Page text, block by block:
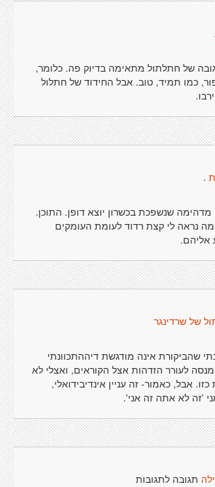
של חתלתול מתאימה בדיוק פה. כלומר,
כמו תמיד, טוב. אבל החידוד של חתלול
.
שנשפכת בכשרון יוצא דופן. התוכן.
נראה לי קצת רדוד לעומת העומקים
אליהם.
של שרדינגר
שהביקורת אינה מודגשת דיההתכוונתי
לעורר הזדהות אצל הקוראים, ואצלי לא
אבל, כאמור- זה עניין אינדיבידואלי,
'זה לא אתה זה אני'.
תגובה לתגובות